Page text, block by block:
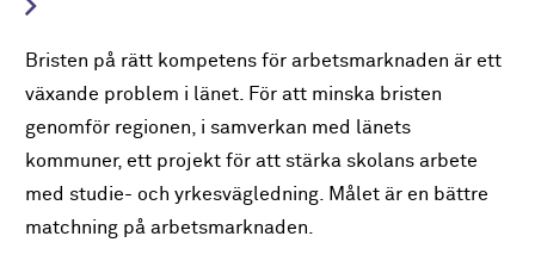
Bristen på rätt kompetens för arbetsmarknaden är ett
växande problem i länet. För att minska bristen
genomför regionen, i samverkan med länets
kommuner, ett projekt för att stärka skolans arbete
med studie- och yrkesvägledning. Målet är en bättre
matchning på arbetsmarknaden.